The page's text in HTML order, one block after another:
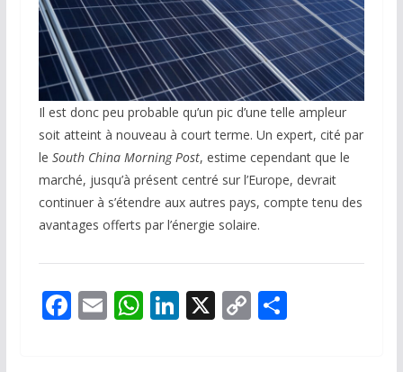
Il est donc peu probable qu’un pic d’une telle ampleur
soit atteint à nouveau à court terme. Un expert, cité par
le South China Morning Post, estime cependant que le
marché, jusqu’à présent centré sur l’Europe, devrait
continuer à s’étendre aux autres pays, compte tenu des
avantages offerts par l’énergie solaire.
F E W Li X C P